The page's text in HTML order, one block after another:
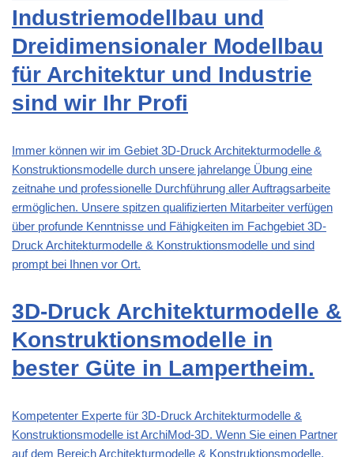
Industriemodellbau und
Dreidimensionaler Modellbau
für Architektur und Industrie
sind wir Ihr Profi
Immer können wir im Gebiet 3D-Druck Architekturmodelle &
Konstruktionsmodelle durch unsere jahrelange Übung eine
zeitnahe und professionelle Durchführung aller Auftragsarbeite
ermöglichen. Unsere spitzen qualifizierten Mitarbeiter verfügen
über profunde Kenntnisse und Fähigkeiten im Fachgebiet 3D-
Druck Architekturmodelle & Konstruktionsmodelle und sind
prompt bei Ihnen vor Ort.
3D-Druck Architekturmodelle &
Konstruktionsmodelle in
bester Güte in Lampertheim.
Kompetenter Experte für 3D-Druck Architekturmodelle &
Konstruktionsmodelle ist ArchiMod-3D. Wenn Sie einen Partner
auf dem Bereich Architekturmodelle & Konstruktionsmodelle,